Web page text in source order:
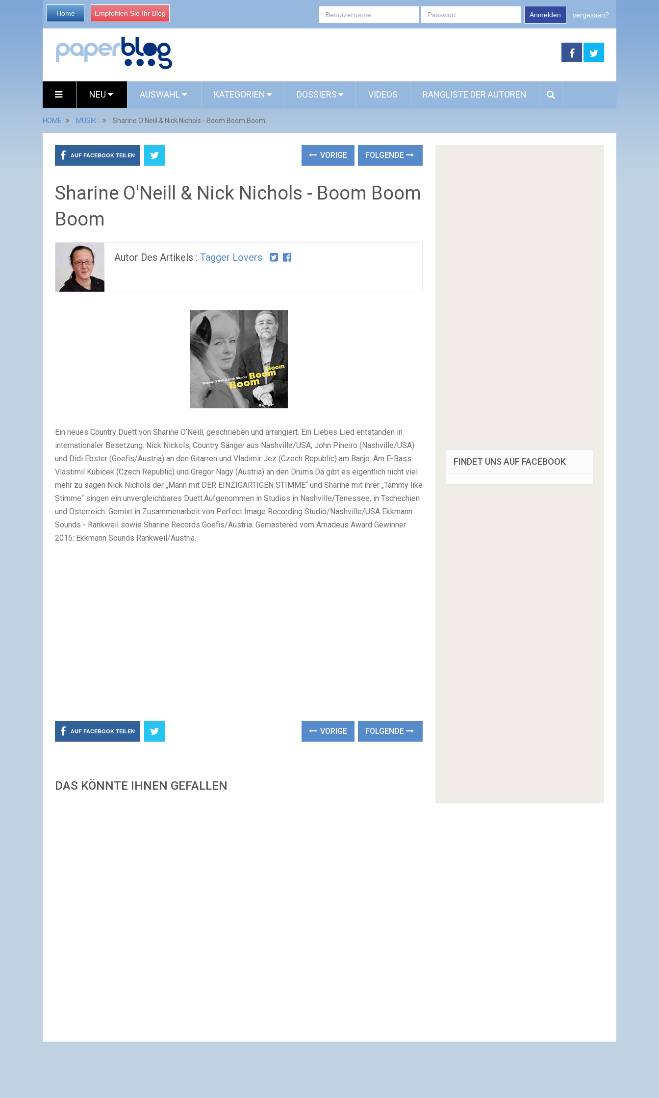
Home Empfehlen Sie Ihr Blog Anmelden vergessen?
NEU AUSWAHL KATEGORIEN DOSSIERS VIDEOS RANGLISTE DER AUTOREN
HOME MUSIK Sharine O'Neill & Nick Nichols - Boom Boom Boom
AUF FACEBOOK TEILEN VORIGE FOLGENDE
Sharine O'Neill & Nick Nichols - Boom Boom
Boom
Autor Des Artikels : Tagger Lovers
Ein neues Country Duett von Sharine O’Neill, geschrieben und arrangiert. Ein Liebes Lied entstanden in
internationaler Besetzung. Nick Nickols, Country Sänger aus Nashville/USA, John Pineiro (Nashville/USA)
und Didi Ebster (Goefis/Austria) an den Gitarren und Vladimir Jez (Czech Republic) am Banjo. Am E-Bass
Vlastimil Kubicek (Czech Republic) und Gregor Nagy (Austria) an den Drums.Da gibt es eigentlich nicht viel
mehr zu sagen Nick Nichols der „Mann mit DER EINZIGARTIGEN STIMME“ und Sharine mit ihrer „Tammy like
Stimme“ singen ein unvergleichbares Duett.Aufgenommen in Studios in Nashville/Tenessee, in Tschechien
und Österreich. Gemixt in Zusammenarbeit von Perfect Image Recording Studio/Nashville/USA Ekkmann
Sounds - Rankweil sowie Sharine Records Goefis/Austria. Gemastered vom Amadeus Award Gewinner
2015: Ekkmann Sounds Rankweil/Austria.
AUF FACEBOOK TEILEN VORIGE FOLGENDE
DAS KÖNNTE IHNEN GEFALLEN
FINDET UNS AUF FACEBOOK